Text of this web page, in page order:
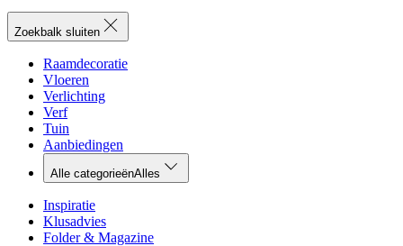
Zoekbalk sluiten
Raamdecoratie
Vloeren
Verlichting
Verf
Tuin
Aanbiedingen
Alle categorieënAlles
Inspiratie
Klusadvies
Folder & Magazine